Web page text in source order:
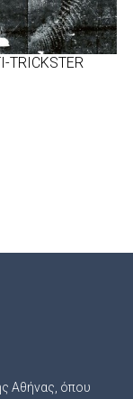
TRICKSTER
Αθήνας, όπου